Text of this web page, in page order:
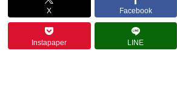
X Facebook
Instapaper LINE